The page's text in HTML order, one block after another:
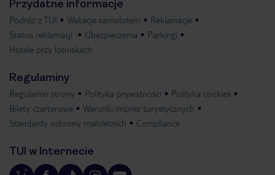
Przydatne informacje
Podróż z TUI Wakacje samolotem
Reklamacje
Status reklamacji
Ubezpieczenia
Parkingi
Hotele przy lotniskach
Regulaminy
Regulamin strony Polityka prywatności
Polityka cookies
Bilety czarterowe
Warunki imprez turystycznych
Standardy ochrony małoletnich
Compliance
TUI w Internecie